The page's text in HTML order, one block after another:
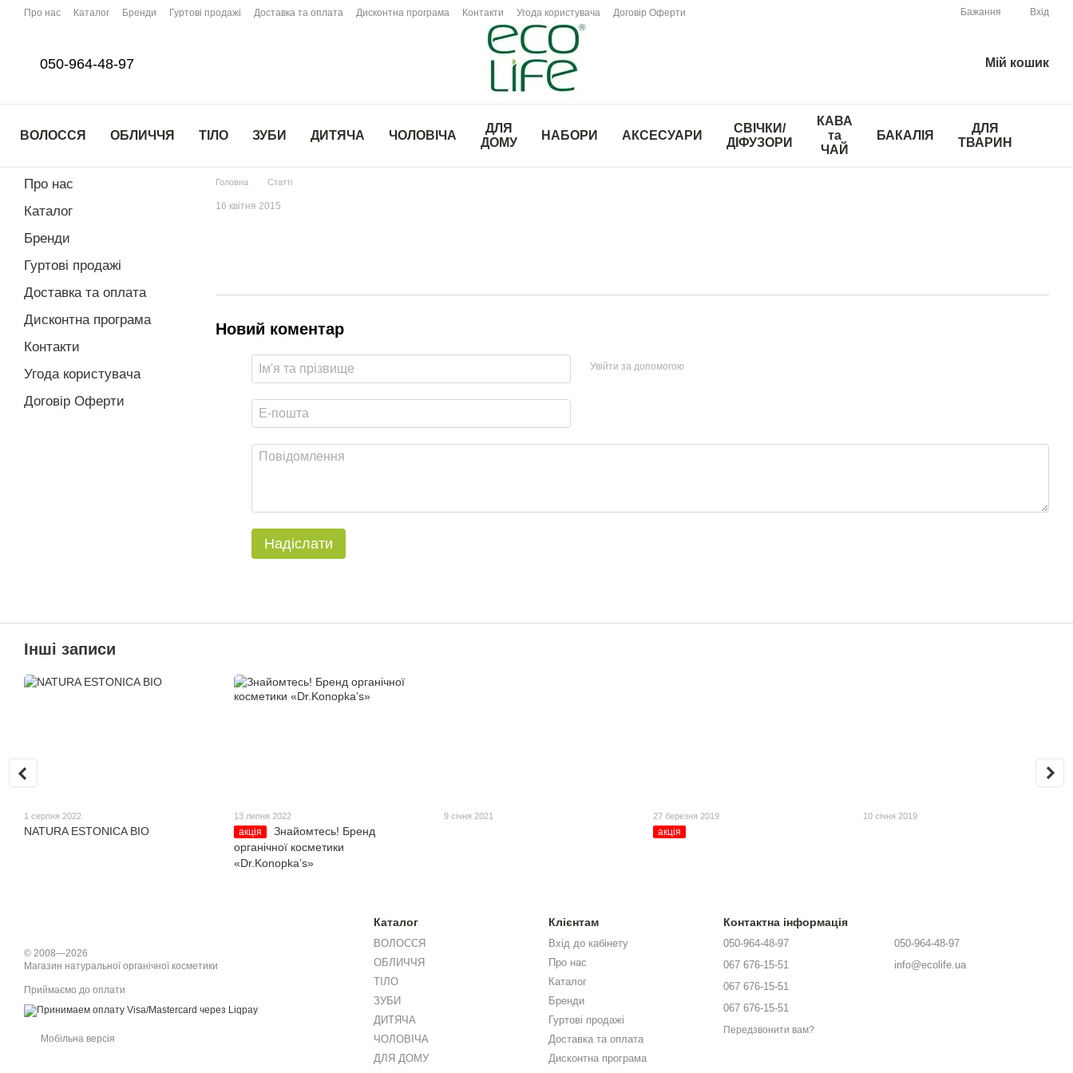
Перейти до основного контенту
Про нас Каталог Бренди Гуртові продажі Доставка та оплата Дисконтна програма Контакти Угода користувача Договір Оферти Бажання Вхід
050-964-48-97 Мій кошик
ВОЛОССЯ ОБЛИЧЧЯ ТІЛО ЗУБИ ДИТЯЧА ЧОЛОВІЧА
ДЛЯ
ДОМУ
НАБОРИ АКСЕСУАРИ
СВІЧКИ/
ДІФУЗОРИ
КАВА
та
ЧАЙ
БАКАЛІЯ
ДЛЯ
ТВАРИН
Головна Статті
16 квітня 2015
Новий коментар
Увійти за допомогою
Надіслати
Про нас
Каталог
Бренди
Гуртові продажі
Доставка та оплата
Дисконтна програма
Контакти
Угода користувача
Договір Оферти
Інші записи
1 серпня 2022
NATURA ESTONICA BIO
13 липня 2022
акція
Знайомтесь! Бренд
органічної косметики
«Dr.Konopka’s»
9 січня 2021 27 березня 2019
акція
10 січня 2019
© 2008—2026
Магазин натуральної органічної косметики
Приймаємо до оплати
Мобільна версія
Каталог
ВОЛОССЯ
ОБЛИЧЧЯ
ТІЛО
ЗУБИ
ДИТЯЧА
ЧОЛОВІЧА
ДЛЯ ДОМУ
Клієнтам
Вхід до кабінету
Про нас
Каталог
Бренди
Гуртові продажі
Доставка та оплата
Дисконтна програма
Контактна інформація
050-964-48-97
067 676-15-51
067 676-15-51
067 676-15-51
Передзвонити вам?
050-964-48-97
info@ecolife.ua